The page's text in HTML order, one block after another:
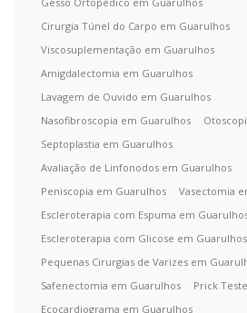
Cirurgia Túnel do Carpo em Guarulhos
Viscosuplementação em Guarulhos
Amigdalectomia em Guarulhos
Lavagem de Ouvido em Guarulhos
Nasofibroscopia em Guarulhos
Septoplastia em Guarulhos
Avaliação de Linfonodos em Guarulhos
Peniscopia em Guarulhos
Vasectomia
Escleroterapia com Espuma em
Escleroterapia com Glicose em Guarulhos
Pequenas Cirurgias de Varizes em
Safenectomia em Guarulhos
Prick
Ecocardiograma em Guarulhos